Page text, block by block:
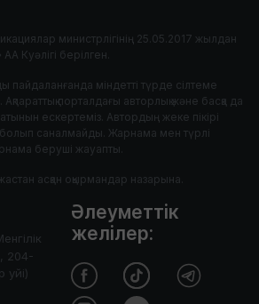
министрлігінің 25.05.2017 жылдан
Куәлігі берілген.
пайдаланғанда міндетті түрде сілтеме
порталдағы авторлық және басқа да
ескертеміз. Автордың жеке пікірі
болып саналмайды. Жарнама мен түрлі
беруші жауапты.
асқан оқырмандар назарына.
204-
уйі)
Әлеуметтік
желілер: